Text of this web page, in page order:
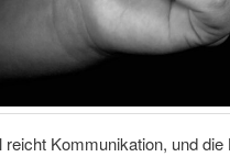
reicht Kommunikation, und